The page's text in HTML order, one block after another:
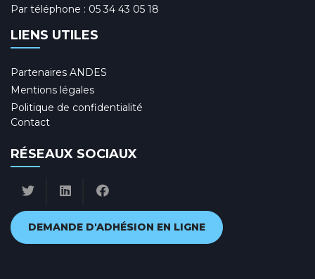
Par téléphone : 05 34 43 05 18
LIENS UTILES
Partenaires ANDES
Mentions légales
Politique de confidentialité
Contact
RÉSEAUX SOCIAUX
DEMANDE D'ADHÉSION EN LIGNE